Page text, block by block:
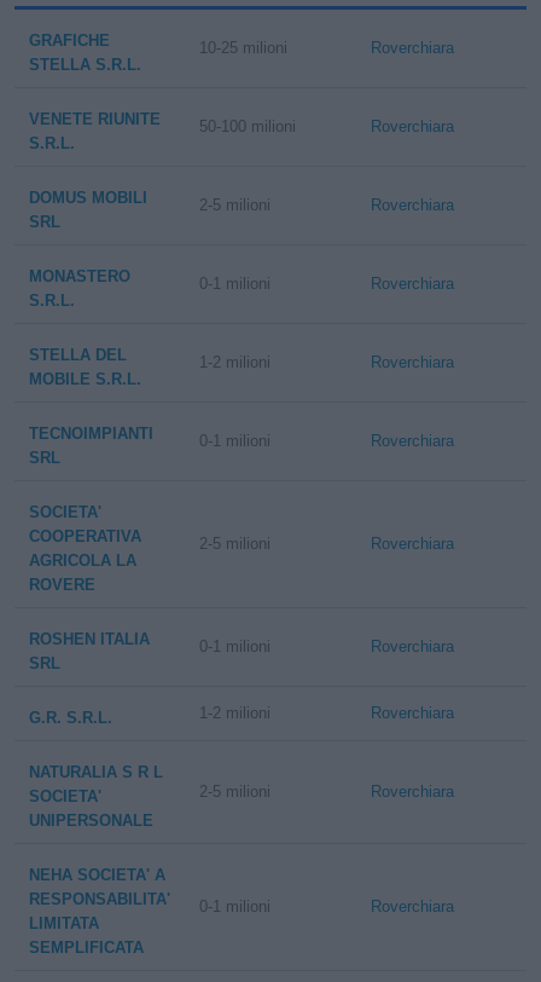
GRAFICHE
STELLA S.R.L.
10-25 milioni Roverchiara
VENETE RIUNITE
S.R.L.
50-100 milioni Roverchiara
DOMUS MOBILI
SRL
2-5 milioni Roverchiara
MONASTERO
S.R.L.
0-1 milioni Roverchiara
STELLA DEL
MOBILE S.R.L.
1-2 milioni Roverchiara
TECNOIMPIANTI
SRL
0-1 milioni Roverchiara
SOCIETA'
COOPERATIVA
AGRICOLA LA
ROVERE
2-5 milioni Roverchiara
ROSHEN ITALIA
SRL
0-1 milioni Roverchiara
G.R. S.R.L. 1-2 milioni Roverchiara
NATURALIA S R L
SOCIETA'
UNIPERSONALE
2-5 milioni Roverchiara
NEHA SOCIETA' A
RESPONSABILITA'
LIMITATA
SEMPLIFICATA
0-1 milioni Roverchiara